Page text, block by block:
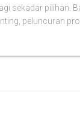
sekadar pilihan.
peluncuran